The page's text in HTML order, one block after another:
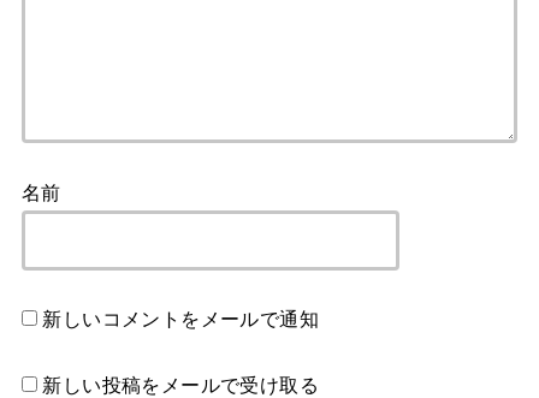
名前
新しいコメントをメールで通知
新しい投稿をメールで受け取る